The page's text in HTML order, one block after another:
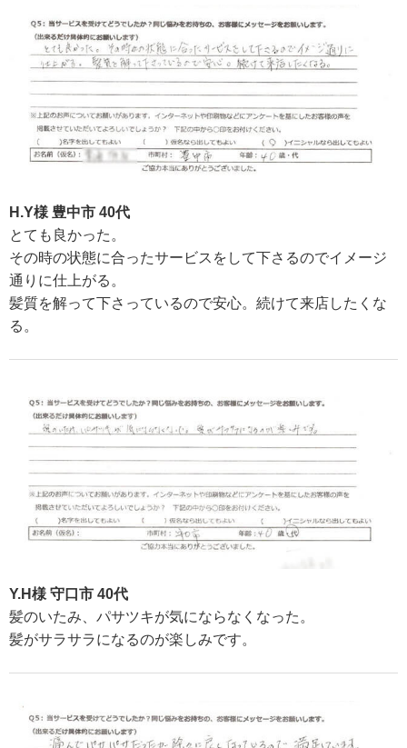
H.Y様 豊中市 40代
とても良かった。
その時の状態に合ったサービスをして下さるのでイメージ
通りに仕上がる。
髪質を解って下さっているので安心。続けて来店したくな
る。
Y.H様 守口市 40代
髪のいたみ、パサツキが気にならなくなった。
髪がサラサラになるのが楽しみです。